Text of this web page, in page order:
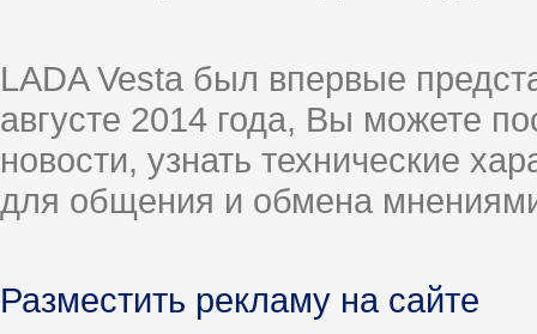
LADA Vesta был впервые
августе 2014 года, Вы можете
новости, узнать технические
для общения и обмена
Разместить рекламу на сайте